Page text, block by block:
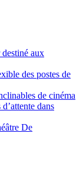
aux
des postes de
de cinéma
dans
De